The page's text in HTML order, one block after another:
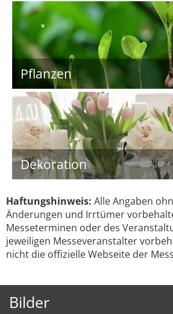
Pflanzen
Dekoration
Haftungshinweis: Alle Angaben
Änderungen und Irrtümer
Messeterminen oder des
jeweiligen Messeveranstalter
nicht die offizielle Webseite der
Bilder